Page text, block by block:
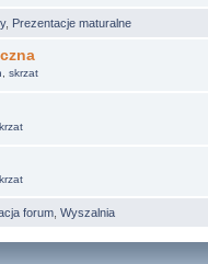
, Prezentacje maturalne
skrzat
forum Wyszalnia